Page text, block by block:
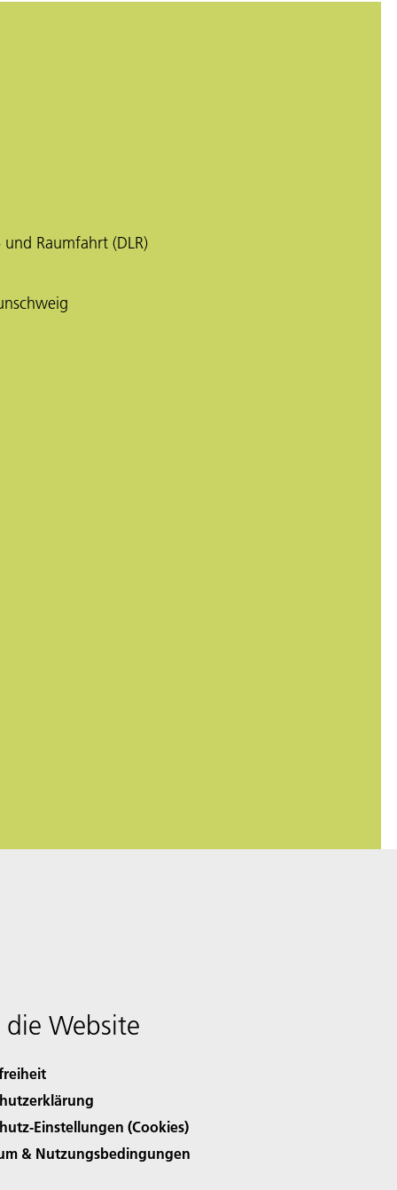
Raumfahrt (DLR)
die Website
Einstellungen (Cookies)
& Nutzungsbedingungen